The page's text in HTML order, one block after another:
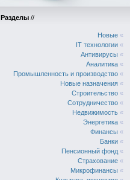
Разделы //
Новые «
IT технологии «
Антивирусы «
Аналитика «
Промышленность и производство «
Новые назначения «
Строительство «
Сотрудничество «
Недвижимость «
Энергетика «
Финансы «
Банки «
Пенсионный фонд «
Страхование «
Микрофинансы «